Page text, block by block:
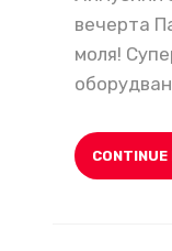
вечерта
моля!
CONTINUE